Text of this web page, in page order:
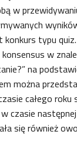
w
typu
w
na
można
całego roku
czasie
się również